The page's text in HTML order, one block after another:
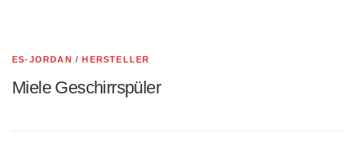
ES-JORDAN /HERSTELLER
Miele Geschirrspüler